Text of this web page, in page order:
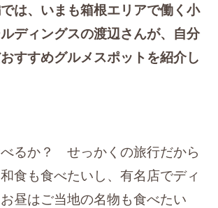
は、いまも箱根エリアで働く小
ディングスの渡辺さんが、自分
すすめグルメスポットを紹介し
るか？ せっかくの旅行だから
食も食べたいし、有名店でディ
昼はご当地の名物も食べたい